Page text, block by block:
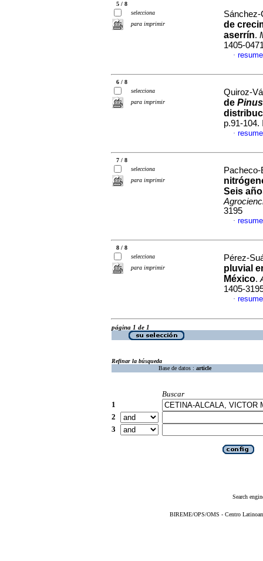
5 / 8
selecciona
para imprimir
de
aserrín.
1405-
·
6 / 8
selecciona
para imprimir
Quiroz-
de
p.91-104.
·
7 / 8
selecciona
para imprimir
Seis
3195
·
8 / 8
selecciona
para imprimir
Pérez-
pluvial
México.
1405-
·
página 1 de 1
Refinar la búsqueda
Base de datos : article
Buscar
1
2
3
Search
BIREME/OPS/OMS - Centro